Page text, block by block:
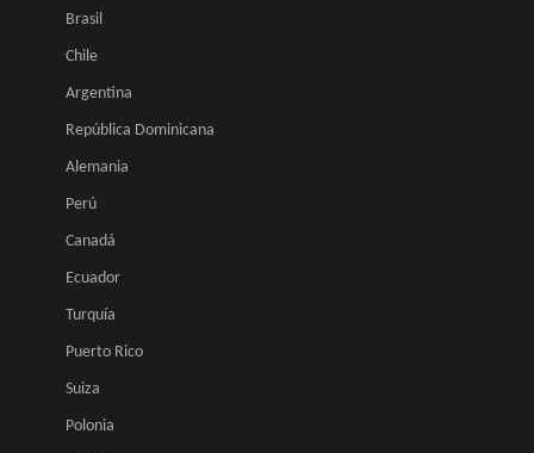
Brasil
Chile
Argentina
República Dominicana
Alemania
Perú
Canadá
Ecuador
Turquía
Puerto Rico
Suiza
Polonia